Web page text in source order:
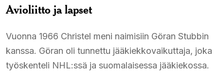
Avioliitto ja lapset
Vuonna 1966 Christel meni naimisiin Göran Stubbin
kanssa. Göran oli tunnettu jääkiekkovaikuttaja, joka
työskenteli NHL:ssä ja suomalaisessa jääkiekossa.